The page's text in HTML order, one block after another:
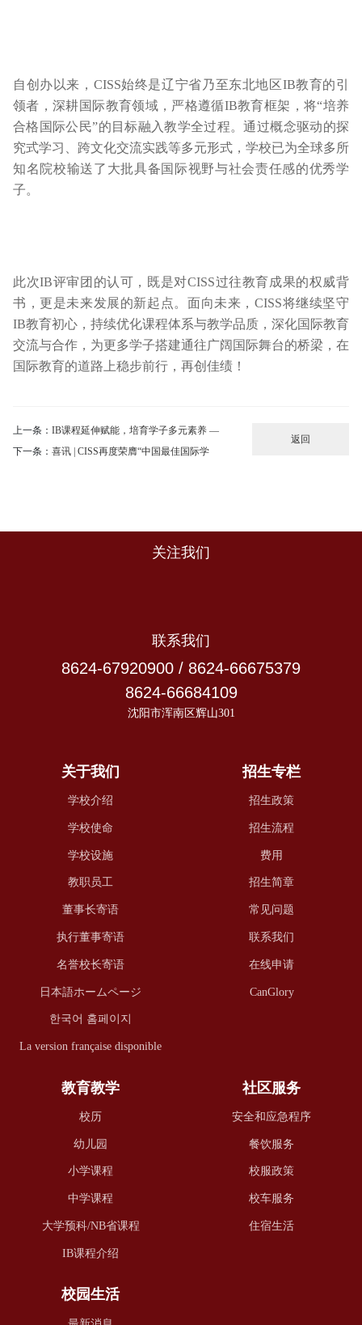
自创办以来，CISS始终是辽宁省乃至东北地区IB教育的引
领者，深耕国际教育领域，严格遵循IB教育框架，将“培养
合格国际公民”的目标融入教学全过程。通过概念驱动的探
究式学习、跨文化交流实践等多元形式，学校已为全球多所
知名院校输送了大批具备国际视野与社会责任感的优秀学
子。
此次IB评审团的认可，既是对CISS过往教育成果的权威背
书，更是未来发展的新起点。面向未来，CISS将继续坚守
IB教育初心，持续优化课程体系与教学品质，深化国际教育
交流与合作，为更多学子搭建通往广阔国际舞台的桥梁，在
国际教育的道路上稳步前行，再创佳绩！
上一条： IB课程延伸赋能，培育学子多元素养 —
下一条： 喜讯 | CISS再度荣膺“中国最佳国际学
返回
关注我们
联系我们
8624-67920900 / 8624-66675379
8624-66684109
沈阳市浑南区辉山301
关于我们
学校介绍
学校使命
学校设施
教职员工
董事长寄语
执行董事寄语
名誉校长寄语
日本語ホームページ
한국어 홈페이지
La version française disponible
招生专栏
招生政策
招生流程
费用
招生简章
常见问题
联系我们
在线申请
CanGlory
教育教学
校历
幼儿园
小学课程
中学课程
大学预科/NB省课程
IB课程介绍
社区服务
安全和应急程序
餐饮服务
校服政策
校车服务
住宿生活
校园生活